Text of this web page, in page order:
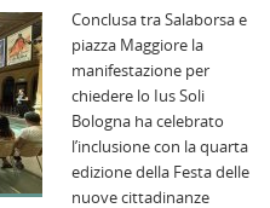
Conclusa tra Salaborsa e
piazza Maggiore la
manifestazione per
chiedere lo Ius Soli
Bologna ha celebrato
l’inclusione con la quarta
edizione della Festa delle
nuove cittadinanze